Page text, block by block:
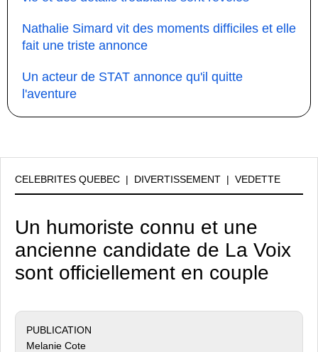
Nathalie Simard vit des moments difficiles et elle
fait une triste annonce
Un acteur de STAT annonce qu'il quitte
l'aventure
CELEBRITES QUEBEC | DIVERTISSEMENT | VEDETTE
Un humoriste connu et une
ancienne candidate de La Voix
sont officiellement en couple
PUBLICATION
Melanie Cote